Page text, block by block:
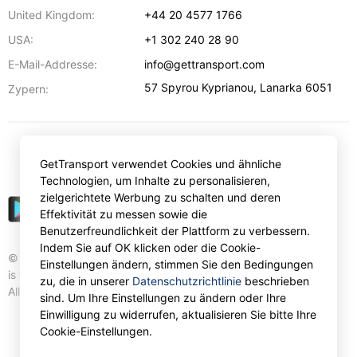
United Kingdom:
+44 20 4577 1766
USA:
+1 302 240 28 90
E-Mail-Addresse:
info@gettransport.com
Zypern:
57 Spyrou Kyprianou, Lanarka 6051
© Gettransport International Limited. GetTransport®
is trademark of Gettransport International Limited.
All rights reserved.
EURGetTransport verwendet Cookies und ähnliche
Technologien, um Inhalte zu personalisieren,
zielgerichtete Werbung zu schalten und deren
Effektivität zu messen sowie die
Benutzerfreundlichkeit der Plattform zu verbessern.
Indem Sie auf OK klicken oder die Cookie-
Einstellungen ändern, stimmen Sie den Bedingungen
zu, die in unserer Datenschutzrichtlinie beschrieben
sind. Um Ihre Einstellungen zu ändern oder Ihre
Einwilligung zu widerrufen, aktualisieren Sie bitte Ihre
Cookie-Einstellungen.